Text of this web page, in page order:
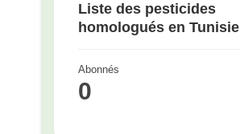
Liste des pesticides
homologués en Tunisie
Abonnés
0